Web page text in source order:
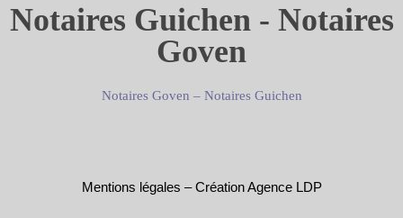
Notaires Guichen - Notaires
Goven
Notaires Goven – Notaires Guichen
Mentions légales –Création Agence LDP